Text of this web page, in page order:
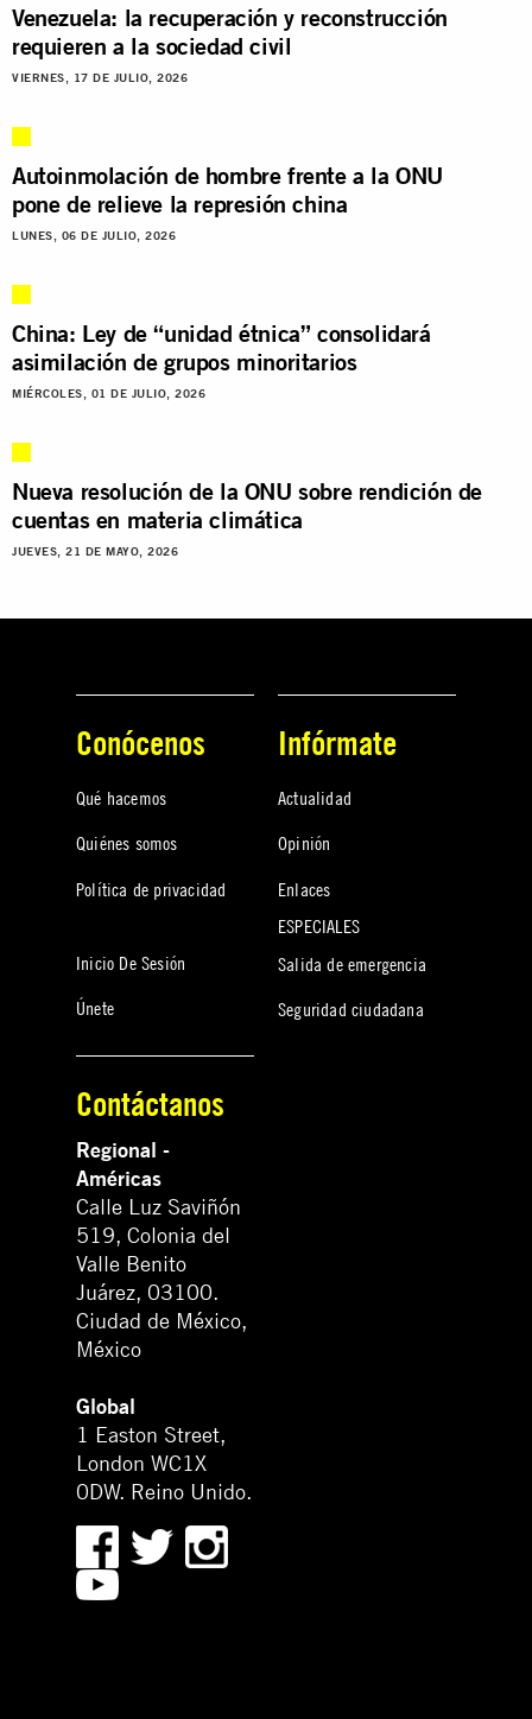
Venezuela: la recuperación y reconstrucción
requieren a la sociedad civil
VIERNES, 17 DE JULIO, 2026
Autoinmolación de hombre frente a la ONU
pone de relieve la represión china
LUNES, 06 DE JULIO, 2026
China: Ley de “unidad étnica” consolidará
asimilación de grupos minoritarios
MIÉRCOLES, 01 DE JULIO, 2026
Nueva resolución de la ONU sobre rendición de
cuentas en materia climática
JUEVES, 21 DE MAYO, 2026
Conócenos
Qué hacemos
Quiénes somos
Política de privacidad
Inicio De Sesión
Únete
Infórmate
Actualidad
Opinión
Enlaces
ESPECIALES
Salida de emergencia
Seguridad ciudadana
Contáctanos
Regional -
Américas
Calle Luz Saviñón
519, Colonia del
Valle Benito
Juárez, 03100.
Ciudad de México,
México
Global
1 Easton Street,
London WC1X
0DW. Reino Unido.